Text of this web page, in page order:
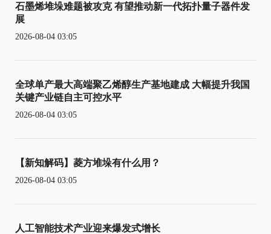
石墨烯堆垛难题被攻克 有望推动新一代拓扑量子器件发
展
2026-08-04 03:05
全球单产最大高端聚乙烯醇生产基地建成 大幅提升我国
关键产业链自主可控水平
2026-08-04 03:05
【新知解码】菱方堆垛有什么用？
2026-08-04 03:05
人工智能技术产业迎来爆发式增长